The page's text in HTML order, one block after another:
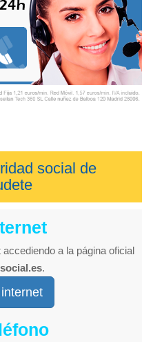
social de
a la página oficial
.